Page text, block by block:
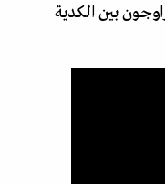
بين الكدية